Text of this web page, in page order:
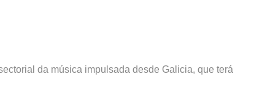
da música impulsada desde Galicia, que terá